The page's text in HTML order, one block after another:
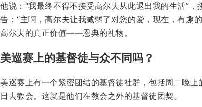
他说：“我最终不得不接受高尔夫从此退出我的生活”
告 ：“主啊，高尔夫让我减弱了对您的爱，现在，有
高尔夫的真正价值——恩典的礼物。
美巡赛上的基督徒与众不同吗？
美巡赛上有一个紧密团结的基督徒社群，包括周二晚
日去教会。这就是他们在教会之外的基督徒团契。